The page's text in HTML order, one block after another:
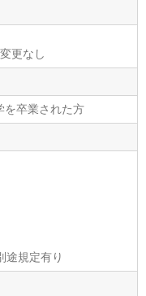
更なし
を卒業された方
途規定有り